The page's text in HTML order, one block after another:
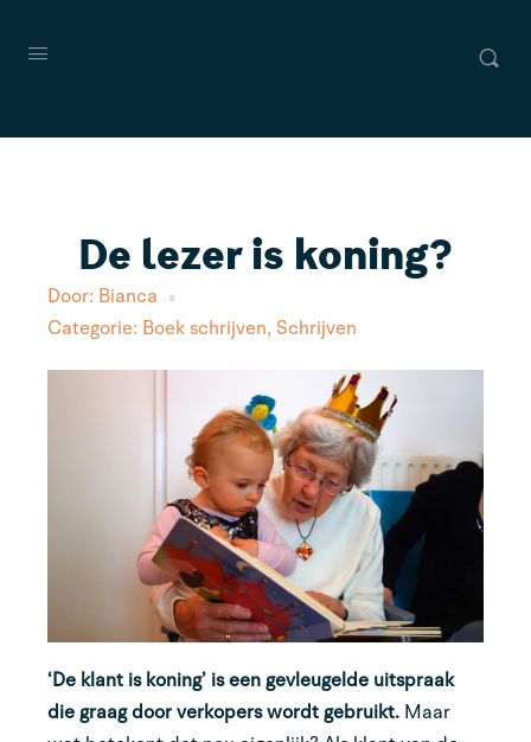
De lezer is koning?
Door: Bianca
Categorie: Boek schrijven, Schrijven
‘De klant is koning’ is een gevleugelde uitspraak
die graag door verkopers wordt gebruikt. Maar